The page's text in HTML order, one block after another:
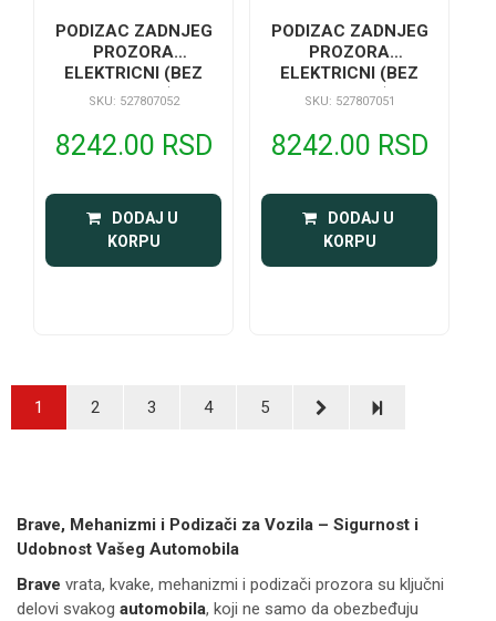
PODIZAC ZADNJEG
PROZORA
ELEKTRICNI (BEZ
MOTORA)
SKU: 527807052
8242.00 RSD
DODAJ U
KORPU
PODIZAC ZADNJEG
PROZORA
ELEKTRICNI (BEZ
MOTORA)
SKU: 527807051
8242.00 RSD
DODAJ U
KORPU
1 2 3 4 5
Brave, Mehanizmi i Podizači za Vozila – Sigurnost i
Udobnost Vašeg Automobila
Brave vrata, kvake, mehanizmi i podizači prozora su ključni
delovi svakog automobila, koji ne samo da obezbeđuju